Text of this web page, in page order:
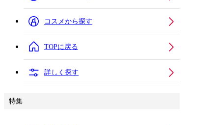
コスメから探す
TOPに戻る
詳しく探す
特集